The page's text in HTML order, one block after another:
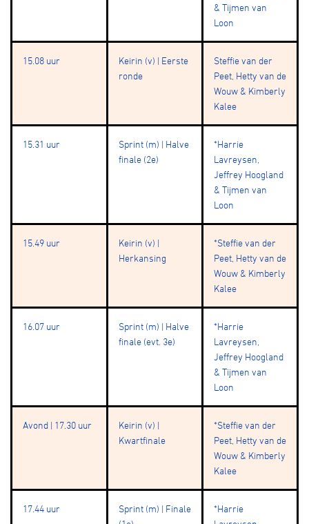
& Tijmen van
Loon
15.08 uur
Keirin (v) | Eerste
ronde
Steffie van der
Peet, Hetty van de
Wouw & Kimberly
Kalee
15.31 uur
Sprint (m) | Halve
finale (2e)
*Harrie
Lavreysen,
Jeffrey Hoogland
& Tijmen van
Loon
15.49 uur
Keirin (v) |
Herkansing
*Steffie van der
Peet, Hetty van de
Wouw & Kimberly
Kalee
16.07 uur
Sprint (m) | Halve
finale (evt. 3e)
*Harrie
Lavreysen,
Jeffrey Hoogland
& Tijmen van
Loon
Avond | 17.30 uur
Keirin (v) |
Kwartfinale
*Steffie van der
Peet, Hetty van de
Wouw & Kimberly
Kalee
17.44 uur
Sprint (m) | Finale
*Harrie